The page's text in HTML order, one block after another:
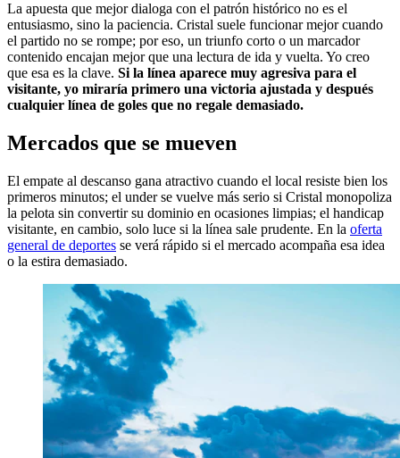
La apuesta que mejor dialoga con el patrón histórico no es el
entusiasmo, sino la paciencia. Cristal suele funcionar mejor cuando
el partido no se rompe; por eso, un triunfo corto o un marcador
contenido encajan mejor que una lectura de ida y vuelta. Yo creo
que esa es la clave. Si la línea aparece muy agresiva para el
visitante, yo miraría primero una victoria ajustada y después
cualquier línea de goles que no regale demasiado.
Mercados que se mueven
El empate al descanso gana atractivo cuando el local resiste bien los
primeros minutos; el under se vuelve más serio si Cristal monopoliza
la pelota sin convertir su dominio en ocasiones limpias; el handicap
visitante, en cambio, solo luce si la línea sale prudente. En la oferta
general de deportes se verá rápido si el mercado acompaña esa idea
o la estira demasiado.